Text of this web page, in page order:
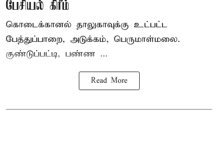
பேசியல் கிரீம்
கொடைக்கானல் தாலுகாவுக்கு உட்பட்ட
பேத்துப்பாறை, அடுக்கம், பெருமாள்மலை.
குண்டுப்பட்டி, பண்ண ...
Read More